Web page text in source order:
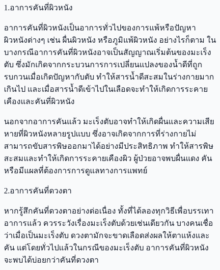
1.อาการคันที่ผิวหนัง
อาการคันที่ผิวหนังเป็นอาการทั่วไปของการแพ้หรือปัญหา
ผิวหนังต่างๆ เช่น ผื่นผิวหนัง หรือภูมิแพ้ผิวหนัง อย่างไรก็ตาม ใน
บางกรณีอาการคันที่ผิวหนังอาจเป็นสัญญาณเริ่มต้นของมะเร็ง
ตับ ซึ่งมักเกิดจากกระบวนการการเปลี่ยนแปลงของน้ำดีที่ถูก
รบกวนเมื่อเกิดปัญหากับตับ ทำให้สารน้ำดีสะสมในร่างกายมาก
เกินไป และเมื่อสารน้ำดีเข้าไปในเลือดจะทำให้เกิดการระคาย
เคืองและคันที่ผิวหนัง
นอกจากอาการคันแล้ว มะเร็งตับอาจทำให้เกิดผื่นและความเสีย
หายที่ผิวหนังหลายรูปแบบ ซึ่งอาจเกิดจากการที่ร่างกายไม่
สามารถขับสารพิษออกมาได้อย่างมีประสิทธิภาพ ทำให้สารพิษ
สะสมและทำให้เกิดการระคายเคืองผิว ผู้ป่วยอาจพบผื่นแดง คัน
หรือมีแผลที่ต้องการการดูแลทางการแพทย์
2.อาการคันที่ดวงตา
หากรู้สึกคันที่ดวงตาอย่างต่อเนื่อง ทั้งที่ได้ลองทุกวิธีเพื่อบรรเทา
อาการแล้ว ควรระวังเรื่องมะเร็งตับด้วยเช่นเดียวกัน บางคนเชื่อ
ว่าเมื่อเป็นมะเร็งตับ ดวงตามักจะขาดเลือดส่งผลให้ตาแห้งและ
คัน แต่โดยทั่วไปแล้วในกรณีของมะเร็งตับ อาการคันที่ผิวหนัง
จะพบได้บ่อยกว่าคันที่ดวงตา